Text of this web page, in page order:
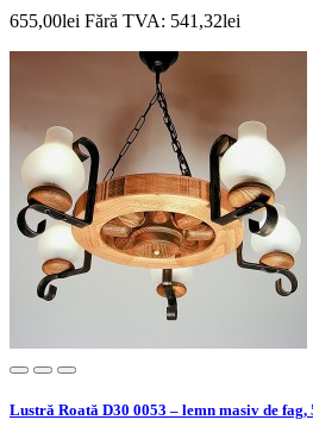
655,00lei Fără TVA: 541,32lei
Lustră Roată D30 0053 – lemn masiv de